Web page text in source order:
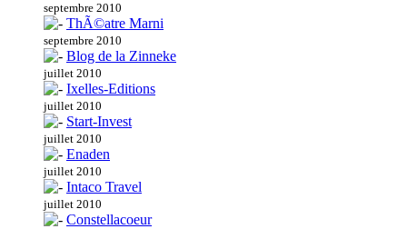
septembre 2010
ThÃ©atre Marni
septembre 2010
Blog de la Zinneke
juillet 2010
Ixelles-Editions
juillet 2010
Start-Invest
juillet 2010
Enaden
juillet 2010
Intaco Travel
juillet 2010
Constellacoeur